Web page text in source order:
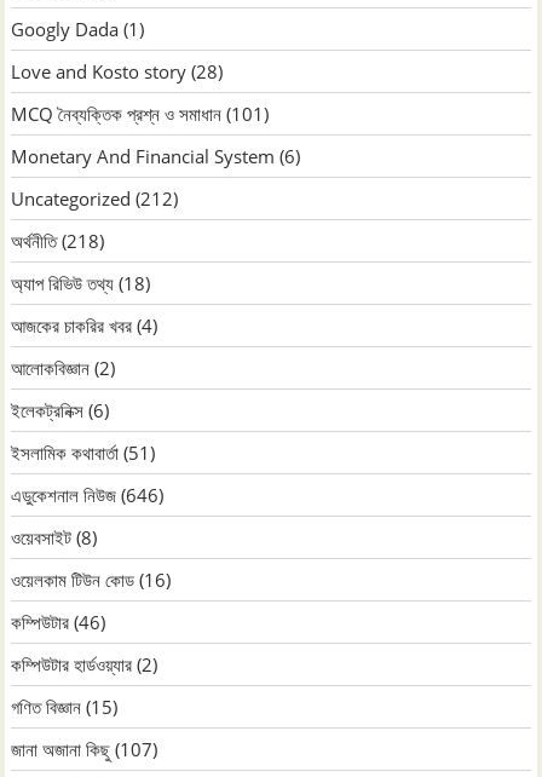
Googly Dada (1)
Love and Kosto story (28)
MCQ নৈব্যক্তিক প্রশ্ন ও সমাধান (101)
Monetary And Financial System (6)
Uncategorized (212)
অর্থনীতি(218)
অ্যাপ রিভিউ তথ্য (18)
আজকের চাকরির খবর (4)
আলোকবিজ্ঞান (2)
ইলেকট্রনিক্স (6)
ইসলামিক কথাবার্তা (51)
এডুকেশনাল নিউজ (646)
ওয়েবসাইট (8)
ওয়েলকাম টিউন কোড (16)
কম্পিউটার (46)
কম্পিউটার হার্ডওয়্যার (2)
গণিত বিজ্ঞান (15)
জানা অজানা কিছু (107)